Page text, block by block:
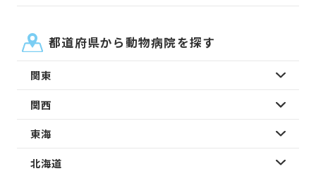
都道府県から動物病院を探す
関東
関西
東海
北海道